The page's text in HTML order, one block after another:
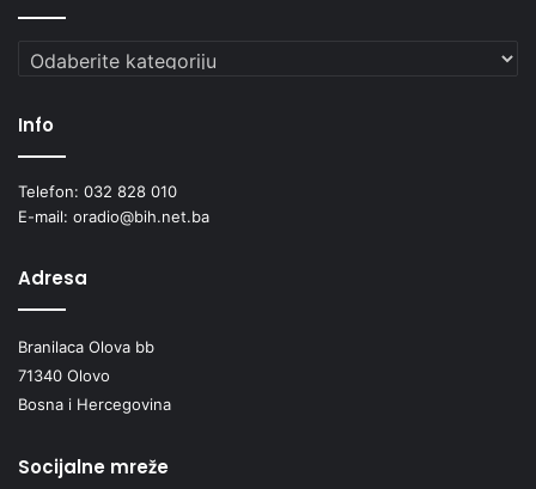
Kategorije
Info
Telefon: 032 828 010
E-mail: oradio@bih.net.ba
Adresa
Branilaca Olova bb
71340 Olovo
Bosna i Hercegovina
Socijalne mreže